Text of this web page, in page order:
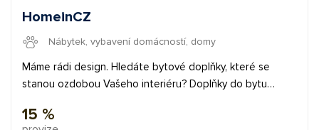
HomeinCZ
Nábytek, vybavení domácností, domy
Máme rádi design. Hledáte bytové doplňky, které se
stanou ozdobou Vašeho interiéru? Doplňky do bytu
bytových doplňků na Homein.cz!
15 %